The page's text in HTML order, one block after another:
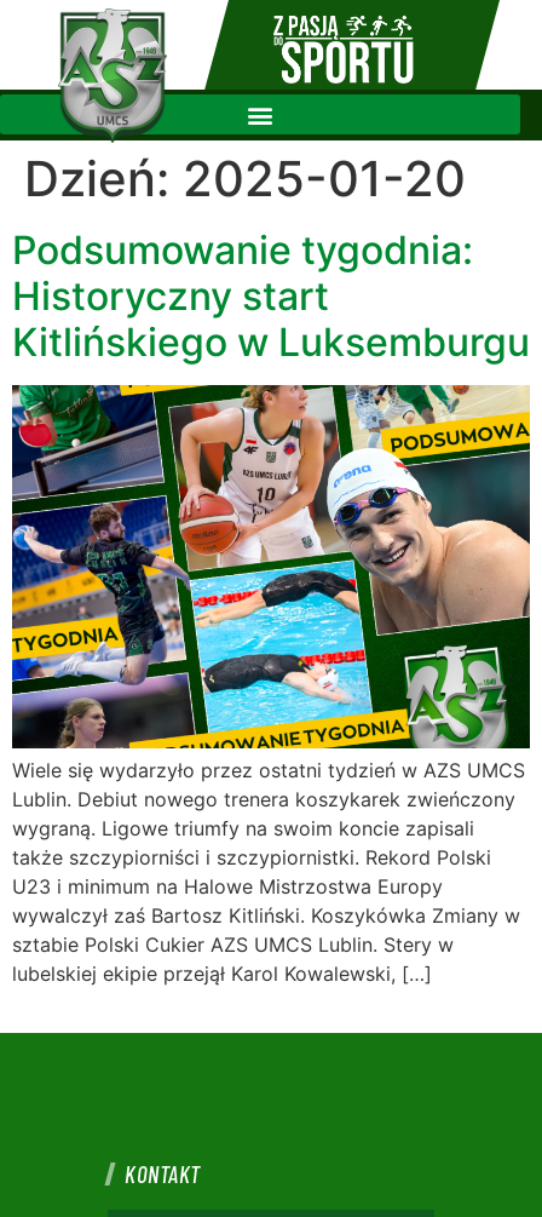
Dzień: 2025-01-20
Podsumowanie tygodnia:
Historyczny start
Kitlińskiego w Luksemburgu
Wiele się wydarzyło przez ostatni tydzień w AZS UMCS
Lublin. Debiut nowego trenera koszykarek zwieńczony
wygraną. Ligowe triumfy na swoim koncie zapisali
także szczypiorniści i szczypiornistki. Rekord Polski
U23 i minimum na Halowe Mistrzostwa Europy
wywalczył zaś Bartosz Kitliński. Koszykówka Zmiany w
sztabie Polski Cukier AZS UMCS Lublin. Stery w
lubelskiej ekipie przejął Karol Kowalewski, […]
KONTAKT